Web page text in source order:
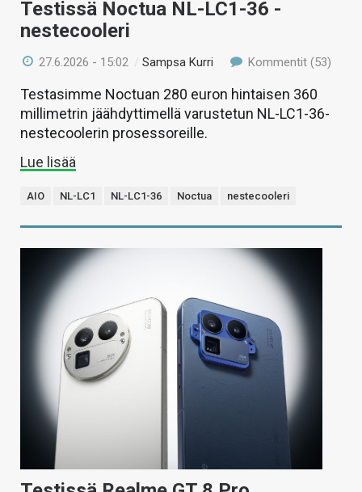
Testissä Noctua NL-LC1-36 -
nestecooleri
27.6.2026 - 15:02 /Sampsa Kurri Kommentit (53)
Testasimme Noctuan 280 euron hintaisen 360
millimetrin jäähdyttimellä varustetun NL-LC1-36-
nestecoolerin prosessoreille.
Lue lisää
AIO NL-LC1 NL-LC1-36 Noctua nestecooleri